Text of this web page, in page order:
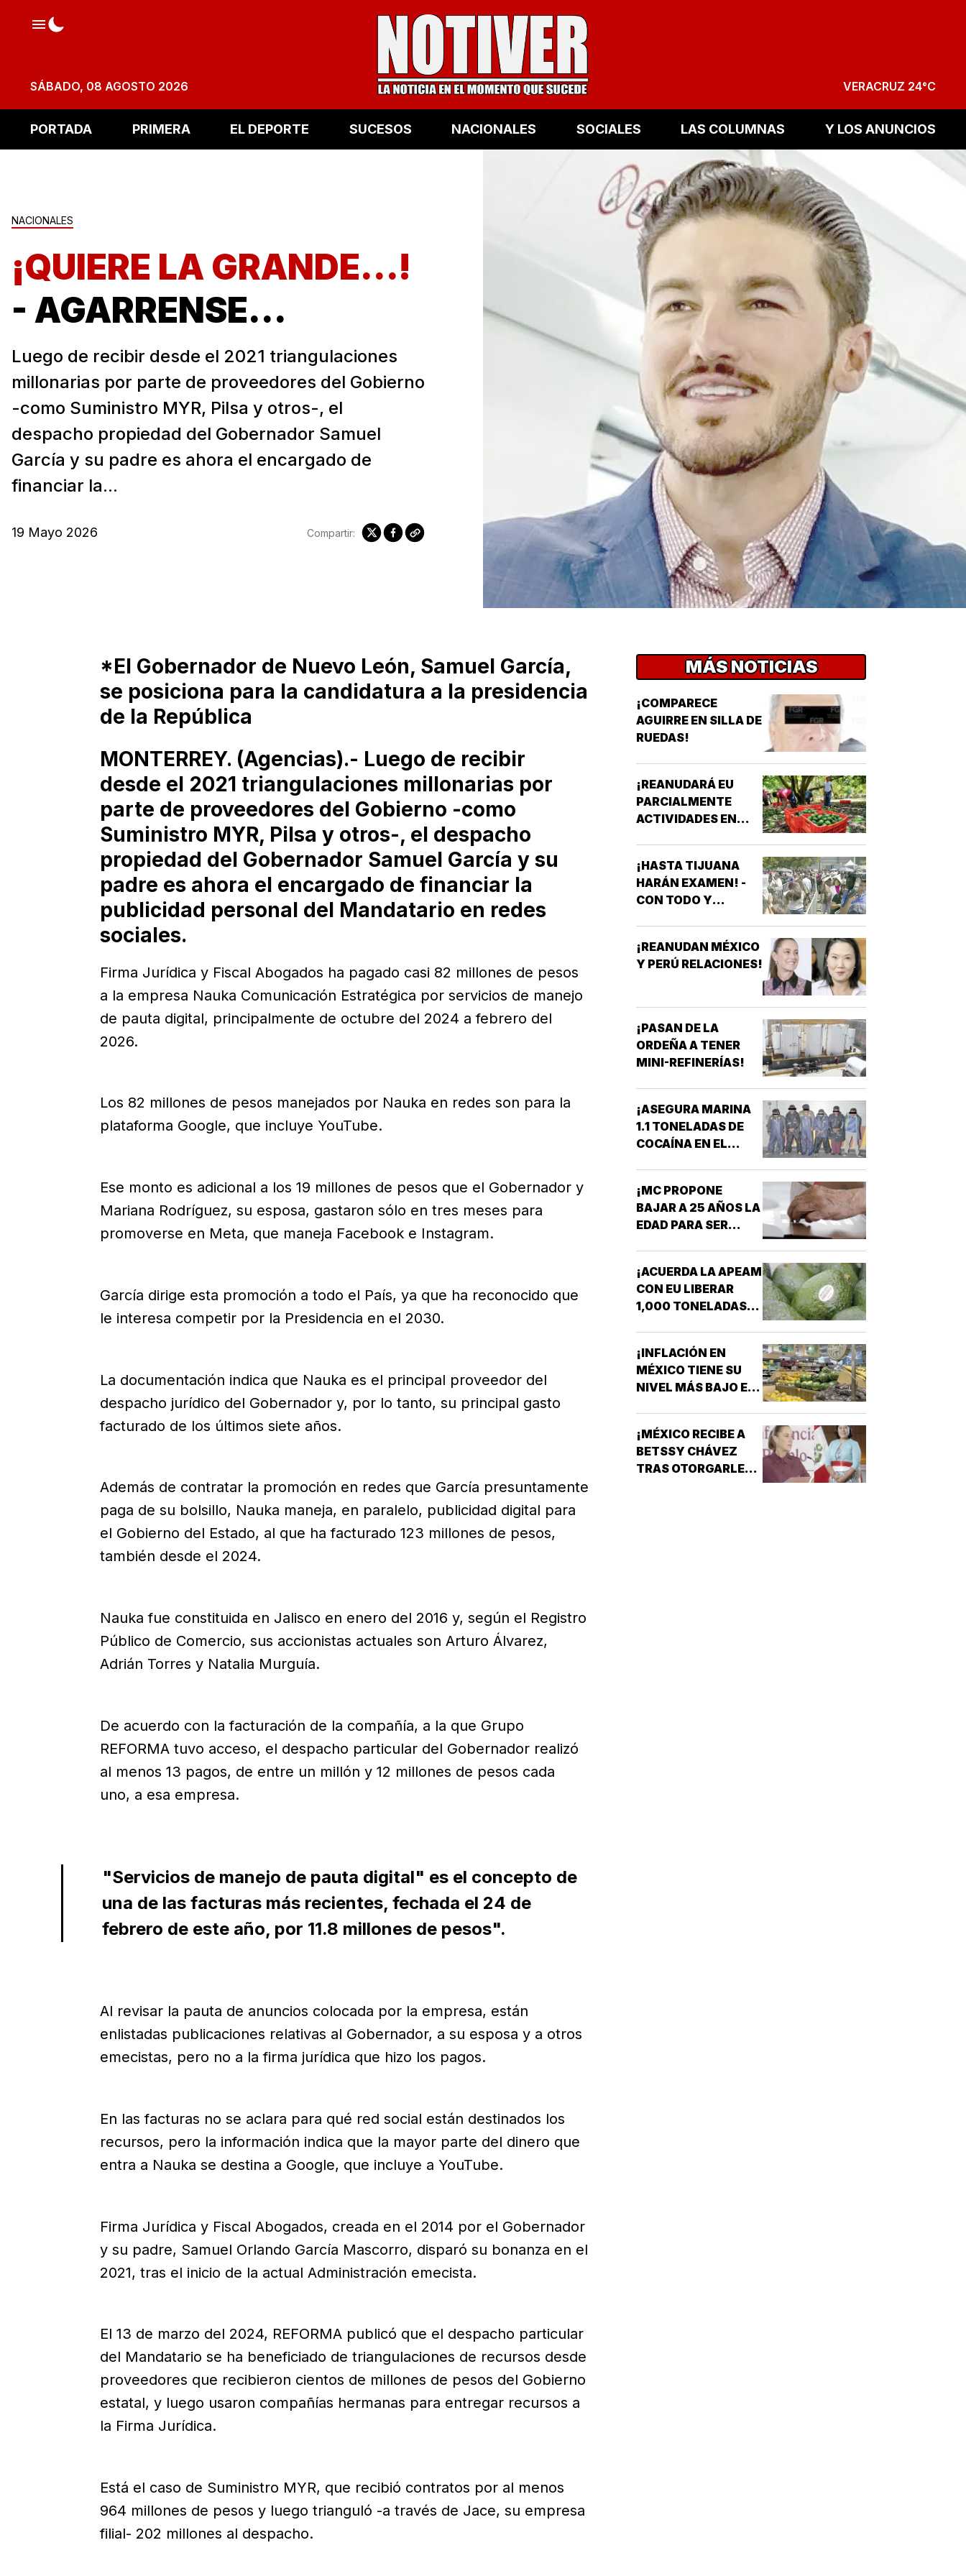
SÁBADO, 08 AGOSTO 2026 VERACRUZ 24°C
PORTADA PRIMERA EL DEPORTE SUCESOS NACIONALES SOCIALES LAS COLUMNAS Y LOS ANUNCIOS
NACIONALES
¡QUIERE LA GRANDE...!
- AGARRENSE...
Luego de recibir desde el 2021 triangulaciones
millonarias por parte de proveedores del Gobierno
-como Suministro MYR, Pilsa y otros-, el
despacho propiedad del Gobernador Samuel
García y su padre es ahora el encargado de
financiar la...
19 Mayo 2026 Compartir:
*El Gobernador de Nuevo León, Samuel García,
se posiciona para la candidatura a la presidencia
de la República
MONTERREY. (Agencias).- Luego de recibir
desde el 2021 triangulaciones millonarias por
parte de proveedores del Gobierno -como
Suministro MYR, Pilsa y otros-, el despacho
propiedad del Gobernador Samuel García y su
padre es ahora el encargado de financiar la
publicidad personal del Mandatario en redes
sociales.
Firma Jurídica y Fiscal Abogados ha pagado casi 82 millones de pesos
a la empresa Nauka Comunicación Estratégica por servicios de manejo
de pauta digital, principalmente de octubre del 2024 a febrero del
2026.
Los 82 millones de pesos manejados por Nauka en redes son para la
plataforma Google, que incluye YouTube.
Ese monto es adicional a los 19 millones de pesos que el Gobernador y
Mariana Rodríguez, su esposa, gastaron sólo en tres meses para
promoverse en Meta, que maneja Facebook e Instagram.
García dirige esta promoción a todo el País, ya que ha reconocido que
le interesa competir por la Presidencia en el 2030.
La documentación indica que Nauka es el principal proveedor del
despacho jurídico del Gobernador y, por lo tanto, su principal gasto
facturado de los últimos siete años.
Además de contratar la promoción en redes que García presuntamente
paga de su bolsillo, Nauka maneja, en paralelo, publicidad digital para
el Gobierno del Estado, al que ha facturado 123 millones de pesos,
también desde el 2024.
Nauka fue constituida en Jalisco en enero del 2016 y, según el Registro
Público de Comercio, sus accionistas actuales son Arturo Álvarez,
Adrián Torres y Natalia Murguía.
De acuerdo con la facturación de la compañía, a la que Grupo
REFORMA tuvo acceso, el despacho particular del Gobernador realizó
al menos 13 pagos, de entre un millón y 12 millones de pesos cada
uno, a esa empresa.
"Servicios de manejo de pauta digital" es el concepto de
una de las facturas más recientes, fechada el 24 de
febrero de este año, por 11.8 millones de pesos".
Al revisar la pauta de anuncios colocada por la empresa, están
enlistadas publicaciones relativas al Gobernador, a su esposa y a otros
emecistas, pero no a la firma jurídica que hizo los pagos.
En las facturas no se aclara para qué red social están destinados los
recursos, pero la información indica que la mayor parte del dinero que
entra a Nauka se destina a Google, que incluye a YouTube.
Firma Jurídica y Fiscal Abogados, creada en el 2014 por el Gobernador
y su padre, Samuel Orlando García Mascorro, disparó su bonanza en el
2021, tras el inicio de la actual Administración emecista.
El 13 de marzo del 2024, REFORMA publicó que el despacho particular
del Mandatario se ha beneficiado de triangulaciones de recursos desde
proveedores que recibieron cientos de millones de pesos del Gobierno
estatal, y luego usaron compañías hermanas para entregar recursos a
la Firma Jurídica.
Está el caso de Suministro MYR, que recibió contratos por al menos
964 millones de pesos y luego trianguló -a través de Jace, su empresa
filial- 202 millones al despacho.
MÁS NOTICIAS
¡COMPARECE
AGUIRRE EN SILLA DE
RUEDAS!
¡REANUDARÁ EU
PARCIALMENTE
ACTIVIDADES EN
¡HASTA TIJUANA
HARÁN EXAMEN! -
CON TODO Y
¡REANUDAN MÉXICO
Y PERÚ RELACIONES!
¡PASAN DE LA
ORDEÑA A TENER
MINI-REFINERÍAS!
¡ASEGURA MARINA
1.1 TONELADAS DE
COCAÍNA EN EL
¡MC PROPONE
BAJAR A 25 AÑOS LA
EDAD PARA SER
¡ACUERDA LA APEAM
CON EU LIBERAR
1,000 TONELADAS
¡INFLACIÓN EN
MÉXICO TIENE SU
NIVEL MÁS BAJO EN
¡MÉXICO RECIBE A
BETSSY CHÁVEZ
TRAS OTORGARLE